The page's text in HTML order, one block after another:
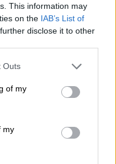
This information may
on the IAB’s List of
disclose it to other
one or more Google
You may click to
its third-party tags to
in below Google
Outs
of my
my
στον Βόλο, ο
στα 5
την
(5,92μ.) που
(20/6) στο
το
πήχη 21 εκατοστά